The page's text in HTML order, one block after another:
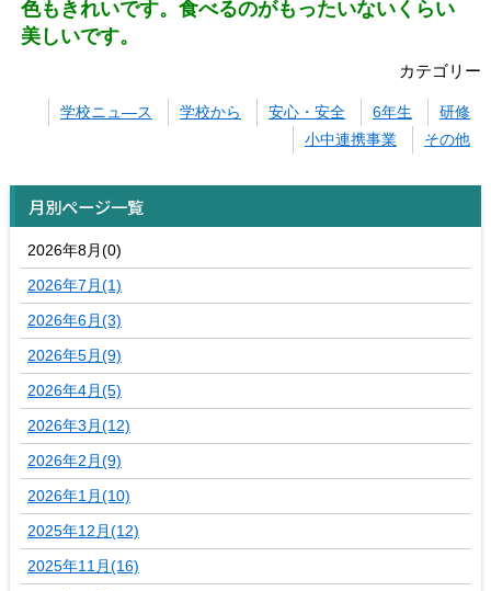
色もきれいです。食べるのがもったいないくらい
美しいです。
カテゴリー
学校ニュ―ス 学校から 安心・安全 6年生
研修
小中連携事業
その他
月別ページ一覧
2026年8月(0)
2026年7月(1)
2026年6月(3)
2026年5月(9)
2026年4月(5)
2026年3月(12)
2026年2月(9)
2026年1月(10)
2025年12月(12)
2025年11月(16)